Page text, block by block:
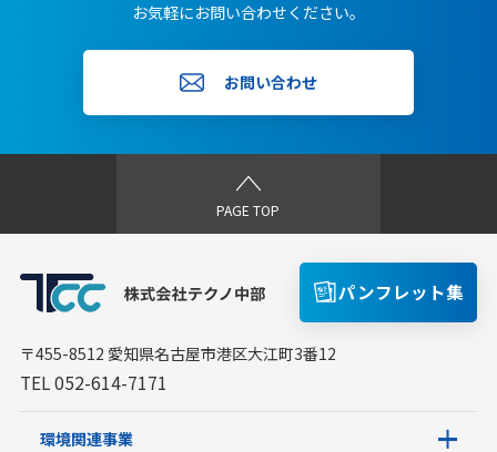
お気軽にお問い合わせください。
お問い合わせ
PAGE TOP
〒455-8512 愛知県名古屋市港区大江町3番12
TEL 052-614-7171
パンフレット集
環境関連事業